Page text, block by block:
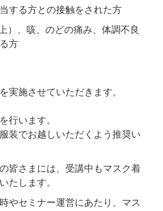
する方との接触をされた方
）、咳、のどの痛み、体調不良
方
実施させていただきます。
行います。
装でお越しいただくよう推奨い
皆さまには、受講中もマスク着
たします。
やセミナー運営にあたり、マス